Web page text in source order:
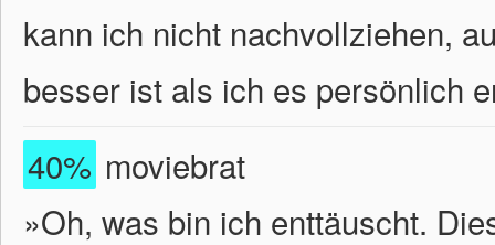
kann ich nicht nachvollziehen,
besser ist als ich es persönlich
40% moviebrat
»Oh, was bin ich enttäuscht.